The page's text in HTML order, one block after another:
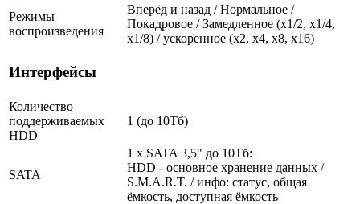
Режимы
воспроизведения
Вперёд и назад / Нормальное /
Покадровое / Замедленное (х1/2, х1/4,
х1/8) / ускоренное (х2, х4, х8, х16)
Интерфейсы
Количество
поддерживаемых
HDD
1 (до 10Тб)
SATA
1 x SATA 3,5" до 10Тб:
HDD - основное хранение данных /
S.M.A.R.T. / инфо: статус, общая
ёмкость, доступная ёмкость